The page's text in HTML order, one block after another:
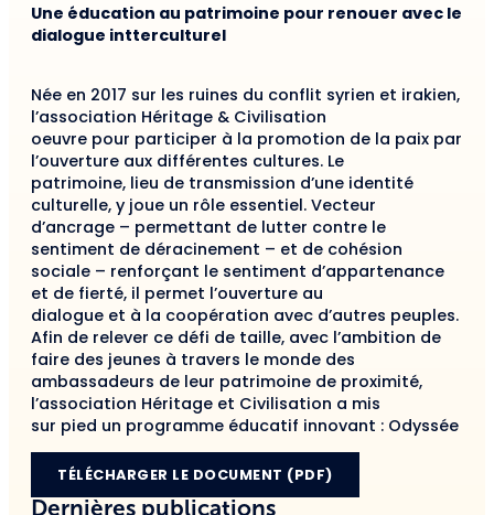
Une éducation au patrimoine pour renouer avec le
dialogue intterculturel
Née en 2017 sur les ruines du conflit syrien et irakien,
l’association Héritage & Civilisation
oeuvre pour participer à la promotion de la paix par
l’ouverture aux différentes cultures. Le
patrimoine, lieu de transmission d’une identité
culturelle, y joue un rôle essentiel. Vecteur
d’ancrage – permettant de lutter contre le
sentiment de déracinement – et de cohésion
sociale – renforçant le sentiment d’appartenance
et de fierté, il permet l’ouverture au
dialogue et à la coopération avec d’autres peuples.
Afin de relever ce défi de taille, avec l’ambition de
faire des jeunes à travers le monde des
ambassadeurs de leur patrimoine de proximité,
l’association Héritage et Civilisation a mis
sur pied un programme éducatif innovant : Odyssée
TÉLÉCHARGER LE DOCUMENT (PDF)
Dernières publications